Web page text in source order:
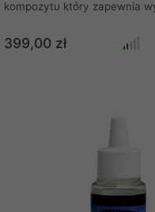
kompozytu który zapewnia
pozwoliło na znaczne
dzięki czemu Cyclone S jest
399,00 zł